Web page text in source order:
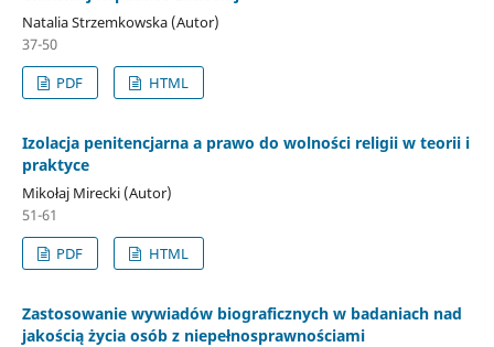
Natalia Strzemkowska (Autor)
37-50
PDF
HTML
Izolacja penitencjarna a prawo do wolności religii w teorii i
praktyce
Mikołaj Mirecki (Autor)
51-61
PDF
HTML
Zastosowanie wywiadów biograficznych w badaniach nad
jakością życia osób z niepełnosprawnościami